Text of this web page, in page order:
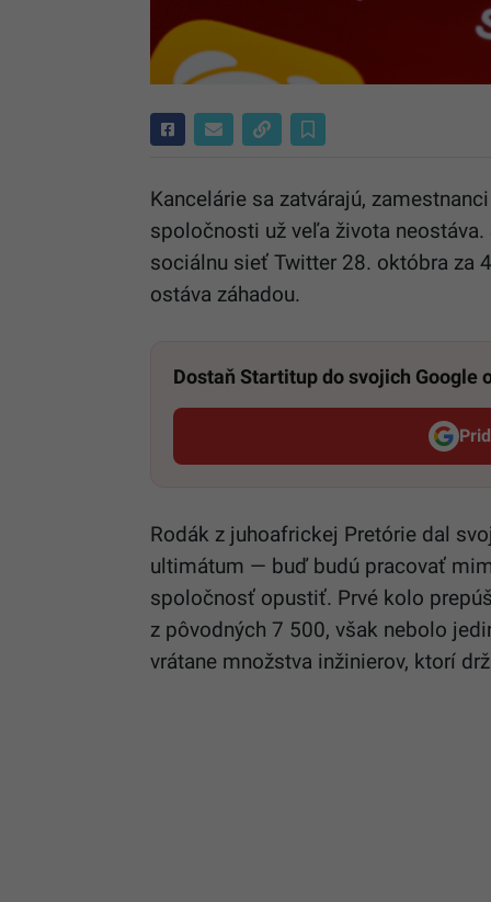
Kancelárie sa zatvárajú,
spoločnosti už veľa života
sociálnu sieť Twitter 28. októbra za
ostáva záhadou.
Dostaň Startitup do svojich Google
Rodák z juhoafrickej Pretórie dal
ultimátum — buď budú pracovať
spoločnosť opustiť. Prvé kolo
z pôvodných 7 500, však nebolo
vrátane množstva inžinierov, ktorí